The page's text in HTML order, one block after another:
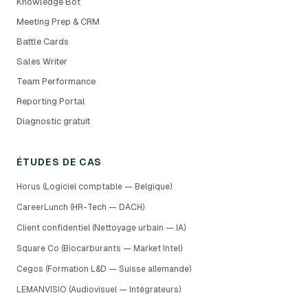
Meeting Prep & CRM
Battle Cards
Sales Writer
Team Performance
Reporting Portal
Diagnostic gratuit
ÉTUDES DE CAS
Horus (Logiciel comptable — Belgique)
CareerLunch (HR-Tech — DACH)
Client confidentiel (Nettoyage urbain — IA)
Square Co (Biocarburants — Market Intel)
Cegos (Formation L&D — Suisse allemande)
LEMANVISIO (Audiovisuel — Intégrateurs)